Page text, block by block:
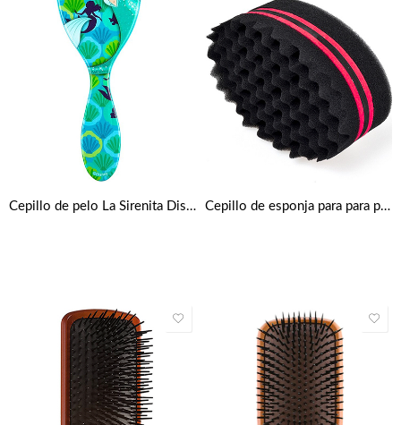
Cepillo de pelo La Sirenita Disney – Azul y verde Cepillo de esponja para para peinados de torsión